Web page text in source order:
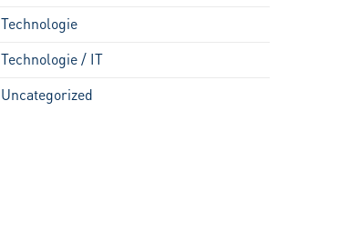
Technologie
Technologie / IT
Uncategorized